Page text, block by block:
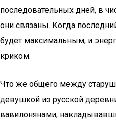
последовательных дней, в
они связаны. Когда
будет максимальным, и
криком.
Что же общего между
девушкой из русской
вавилонянами,